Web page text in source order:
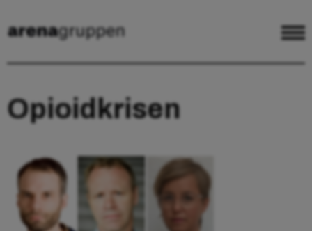
Opioidkrisen